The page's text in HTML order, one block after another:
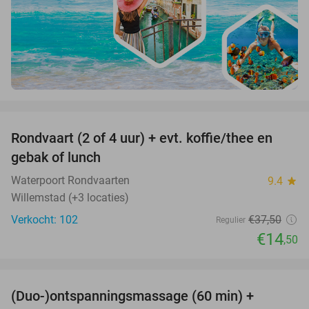
61%
Rondvaart (2 of 4 uur) + evt. koffie/thee en
gebak of lunch
Waterpoort Rondvaarten 9.4 star
Willemstad (+3 locaties)
Verkocht: 102
Regulier €37,50
€14,50
(Duo-)ontspanningsmassage (60 min) +